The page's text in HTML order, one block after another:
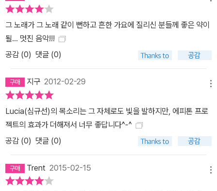
그 노래가 그 노래 같이 뻔하고 흔한 가요에 질리신 분들께 좋은 약이
될... 멋진 음악!!!
공감 (0) 댓글 (0)
지구 2012-02-29
Lucia(심규선)의 목소리는 그 자체로도 빛을 발하지만, 에피톤 프로
젝트의 효과가 더해져서 너무 좋답니다^-^
공감 (0) 댓글 (0)
Trent 2015-02-15